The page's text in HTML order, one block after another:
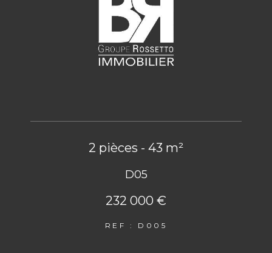
2 pièces - 43 m²
D05
232 000 €
REF : D005